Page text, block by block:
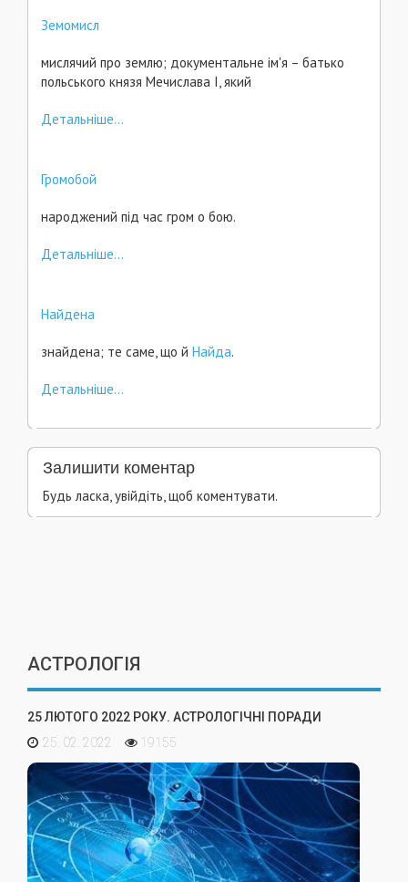
Земомисл
мислячий про землю; документальне ім'я – батько
польського князя Мечислава І, який
Детальніше...
Громобой
народжений під час гром о бою.
Детальніше...
Найдена
знайдена; те саме, що й Найда.
Детальніше...
Залишити коментар
Будь ласка, увійдіть, щоб коментувати.
АСТРОЛОГІЯ
25 ЛЮТОГО 2022 РОКУ. АСТРОЛОГІЧНІ ПОРАДИ
25. 02. 2022
19155